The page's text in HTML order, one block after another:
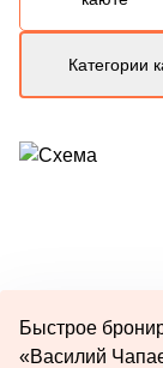
Категории
Быстрое
«Василий